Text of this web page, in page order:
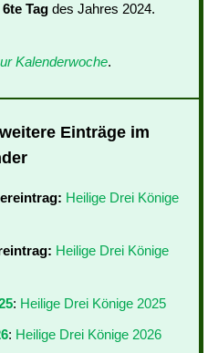
6te Tag des Jahres 2024.
Kalenderwoche.
Einträge im
Heilige Drei Könige
Heilige Drei Könige
: Heilige Drei Könige 2025
: Heilige Drei Könige 2026